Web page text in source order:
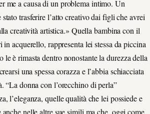
me a causa di un problema intimo. Un
trasferire l’atto creativo dai figli che avrei
creatività artistica.» Quella bambina con il
acquerello, rappresenta lei stessa da piccina
le è rimasta dentro nonostante la durezza della
una spessa corazza e l’abbia schiacciata
“La donna con l’orecchino di perla”
l’eleganza, quelle qualità che lei possiede e